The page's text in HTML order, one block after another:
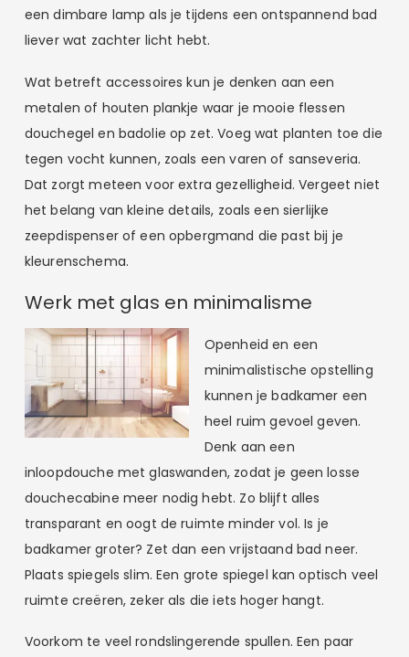
een dimbare lamp als je tijdens een ontspannend bad
liever wat zachter licht hebt.
Wat betreft accessoires kun je denken aan een
metalen of houten plankje waar je mooie flessen
douchegel en badolie op zet. Voeg wat planten toe die
tegen vocht kunnen, zoals een varen of sanseveria.
Dat zorgt meteen voor extra gezelligheid. Vergeet niet
het belang van kleine details, zoals een sierlijke
zeepdispenser of een opbergmand die past bij je
kleurenschema.
Werk met glas en minimalisme
Openheid en een
minimalistische opstelling
kunnen je badkamer een
heel ruim gevoel geven.
Denk aan een
inloopdouche met glaswanden, zodat je geen losse
douchecabine meer nodig hebt. Zo blijft alles
transparant en oogt de ruimte minder vol. Is je
badkamer groter? Zet dan een vrijstaand bad neer.
Plaats spiegels slim. Een grote spiegel kan optisch veel
ruimte creëren, zeker als die iets hoger hangt.
Voorkom te veel rondslingerende spullen. Een paar